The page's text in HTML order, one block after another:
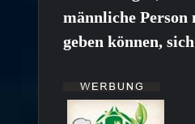
männliche Person
geben können,